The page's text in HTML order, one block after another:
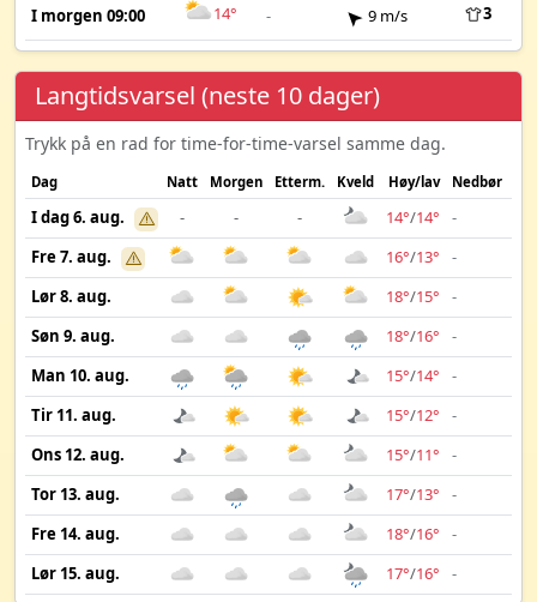
I morgen 09:00 14° - 9 m/s 3
Langtidsvarsel (neste 10 dager)
Trykk på en rad for time-for-time-varsel samme dag.
Dag Natt Morgen Etterm. Kveld Høy/lav Nedbør
I dag 6. aug. - - - 14°/14°
-
Fre 7. aug.
16°/13°
-
Lør 8. aug.
18°/15°
-
Søn 9. aug.
18°/16°
-
Man 10. aug.
15°/14°
-
Tir 11. aug.
15°/12°
-
Ons 12. aug.
15°/11°
-
Tor 13. aug.
17°/13°
-
Fre 14. aug.
18°/16°
-
Lør 15. aug.
17°/16° -